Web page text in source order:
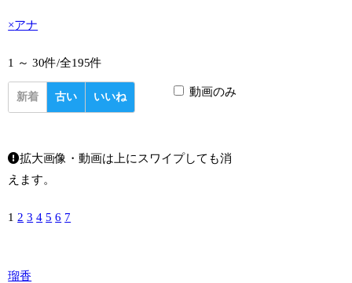
×アナ
1 ～ 30件/全195件
新着 古い いいね 動画のみ
拡大画像・動画は上にスワイプしても消
えます。
1 2 3 4 5 6 7
瑠香